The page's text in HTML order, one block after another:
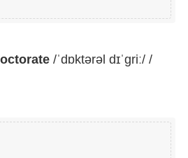
/ˈdɒktərəl dɪˈɡriː/ /